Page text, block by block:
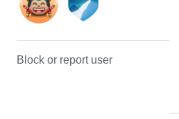
Block or report user